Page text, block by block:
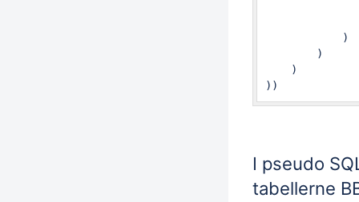
            )
        )
    )
I pseudo
tabellerne